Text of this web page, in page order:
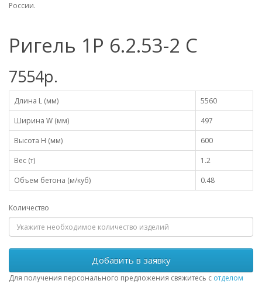
России.
Ригель 1Р 6.2.53-2 С
7554р.
Длина L (мм)
5560
Ширина W (мм)
497
Высота H (мм)
600
Вес (т)
1.2
Объем бетона (м/куб)
0.48
Количество
Добавить в заявку
Для получения персонального предложения свяжитесь с отделом